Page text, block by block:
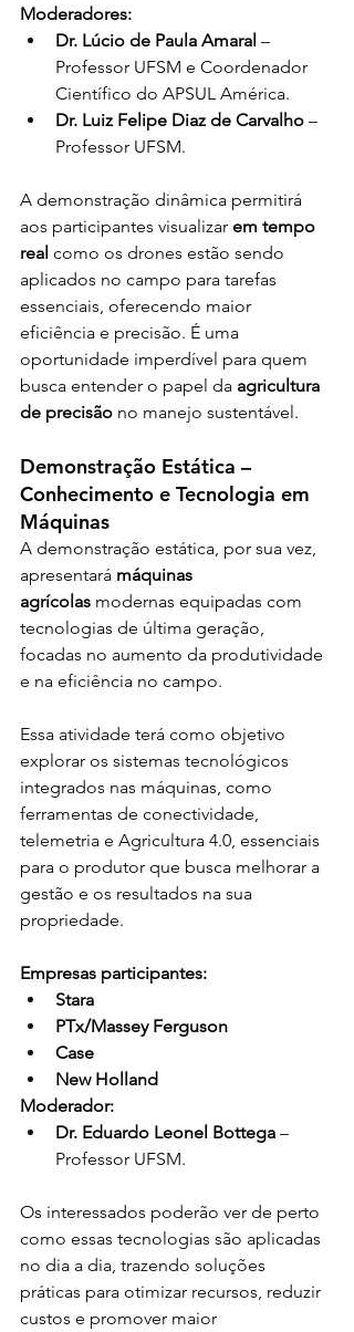
Moderadores:
Dr. Lúcio de Paula Amaral –
Professor UFSM e Coordenador
Científico do APSUL América.
Dr. Luiz Felipe Diaz de Carvalho –
Professor UFSM.
A demonstração dinâmica permitirá
aos participantes visualizar em tempo
real como os drones estão sendo
aplicados no campo para tarefas
essenciais, oferecendo maior
eficiência e precisão. É uma
oportunidade imperdível para quem
busca entender o papel da agricultura
de precisão no manejo sustentável.
Demonstração Estática –
Conhecimento e Tecnologia em
Máquinas
A demonstração estática, por sua vez,
apresentará máquinas
agrícolas modernas equipadas com
tecnologias de última geração,
focadas no aumento da produtividade
e na eficiência no campo.
Essa atividade terá como objetivo
explorar os sistemas tecnológicos
integrados nas máquinas, como
ferramentas de conectividade,
telemetria e Agricultura 4.0, essenciais
para o produtor que busca melhorar a
gestão e os resultados na sua
propriedade.
Empresas participantes:
Stara
PTx/Massey Ferguson
Case
New Holland
Moderador:
Dr. Eduardo Leonel Bottega –
Professor UFSM.
Os interessados poderão ver de perto
como essas tecnologias são aplicadas
no dia a dia, trazendo soluções
práticas para otimizar recursos, reduzir
custos e promover maior